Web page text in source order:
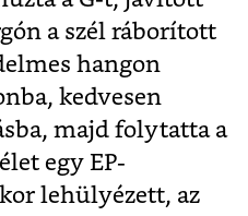
a szél ráborított
hangon
kedvesen
majd folytatta a
egy EP-
lehülyézett, az